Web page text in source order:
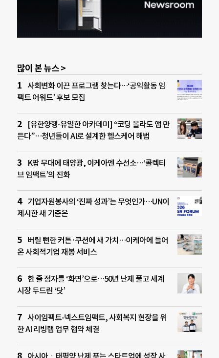
많이 본 뉴스 >
사회변화 이끈 프로그램 찾는다…‘공익활동 임
팩트 어워드’ 후보 모집
[유한양행-유일한 아카데미] “코딩 몰라도 앱 만
든다”…청년들이 AI로 설계한 헬스케어 해법
K팝 무대에 태양광, 이케아엔 수선소…‘콜렉티
브 임팩트’의 진화
기업자원봉사의 ‘진짜 성과’는 무엇인가…UN이
제시한 새 기준은
버릴 뻔한 커튼·쿠션에 새 가치…이케아에 들어
온 사회적기업 재봉 서비스
한 줄 점자를 ‘화면’으로…50년 난제 풀고 세계
시장 두드린 ‘닷’
사이임팩트-넥스트임팩트, 사회복지 현장을 위
한 AI 리빙랩 업무 협약 체결
아시아ㆍ태평양 난제 푸는 스타트업에 성장 사